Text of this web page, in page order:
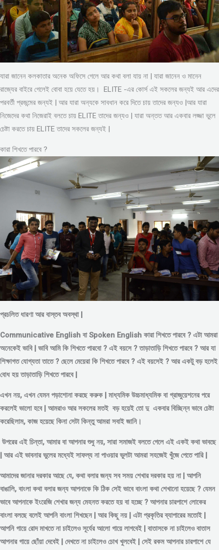
যারা জানেন কলকাতার অনেক অফিসে গেলে আর কথা বলা যায় না | যারা জানেন ও মানেন
রাজ্যের বাইরে গেলেই বোবা হয়ে যেতে হয়। ELITE -এর কোর্স এই সকলের জন্যই আর এদের
পরবর্তী প্রজন্মের জন্যই | আর যারা অন্যকে সাবধান করে দিতে চায় তাদের জন্যও |আর যারা
নিজেদের কথা নিজেরাই বলতে চায় ELITE তাদের জন্যও | যারা অন্তত আর একবার লজ্জা ভুলে
চেষ্টা করতে চায় ELITE তাদের সকলের জন্যই |
কারা শিখতে পারবে ?
প্রচলিত ধারণা আর বাস্তব অবস্থা |
Communicative English বা Spoken English কারা শিখতে পারবে ? এটা আমরা
অনেকেই ভাবি | ভাবি আমি কি শিখতে পারবো ? এই বয়সে ?তাড়াতাড়ি শিখতে পারবে ? আর যা
শিক্ষাগত যোগ্যতা তাতে ? ছেলে মেয়েরা কি শিখতে পারবে ? এই বয়সেই ? আর একটু বড় হলেই
বোধ হয় তাড়াতাড়ি শিখতে পারবে |
এখন নয়, এখন যেমন পড়াশোনা করছে করুক | মাধ্যমিক উচ্চমাধ্যমিক বা গ্রাজুয়েশনের পরে
করলেই ভালো হবে | আমরাও আর সকলের মতই বড় হয়েই তো দু একবার বিচ্ছিন্নভাবেচেষ্টা
করেছিলাম, কাজ হয়েছে কিনা সেটা কিন্তু আমরা সবাই জানি।
উপরের এই চিন্তা, আমার বা আপনার শুধু নয়, সারা সমাজই বলতে গেলে এই একই কথা ভাবছে
| আর এই ভাবনার ভুলের মধ্যেই সাফল্য না পাওয়ার ভুলটা আমরা সহজেই খুঁজে পেতে পারি |
আমাদের জানার দরকার আছে যে, কথা বলার জন্য সব সময় শেখার দরকার হয় না | আপনি
বাঙালি, বাংলা কথা বলার জন্য আপনাকে কি ঠিক সেই ভাবে বাংলা কথা শেখানো হয়েছে ? যেমন
ভাবে আপনাকে ইংরেজি শেখার জন্য মেহনত করতে হয় বা হচ্ছে ? আপনার চারপাশে লোকের
বাংলা বলছে বলেই আপনি বাংলা শিখছেন | আর কিছু নয় | এটা প্রকৃতির ব্যাপারের মতোই |
আপনি গায়ে রোদ মাখতে না চাইলেও সূর্যের আলো গায়ে লাগবেই | বাতাসকে না চাইলেও বাতাস
আপনার গায়ে ছোঁয়া দেবেই | দেখতে না চাইলেও চোখ খুলবেই | সেই রকম আপনার চারপাশে যে